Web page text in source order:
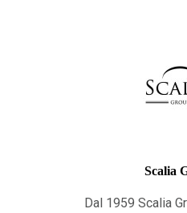
Scalia
Dal 1959 Scalia